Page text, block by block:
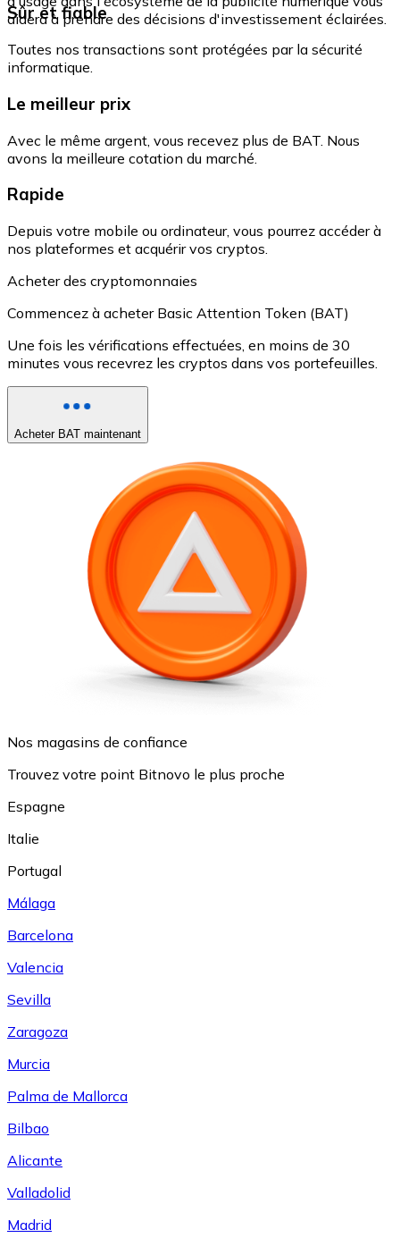
aidera à prendre des décisions d'investissement éclairées.
Sûr et fiable
Toutes nos transactions sont protégées par la sécurité
informatique.
Le meilleur prix
Avec le même argent, vous recevez plus de BAT. Nous
avons la meilleure cotation du marché.
Rapide
Depuis votre mobile ou ordinateur, vous pourrez accéder à
nos plateformes et acquérir vos cryptos.
Acheter des cryptomonnaies
Commencez à acheter Basic Attention Token (BAT)
Une fois les vérifications effectuées, en moins de 30
minutes vous recevrez les cryptos dans vos portefeuilles.
Acheter BAT maintenant
Nos magasins de confiance
Trouvez votre point Bitnovo le plus proche
Espagne
Italie
Portugal
Málaga
Barcelona
Valencia
Sevilla
Zaragoza
Murcia
Palma de Mallorca
Bilbao
Alicante
Valladolid
Madrid